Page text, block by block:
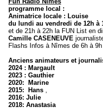
programme local :
Animatrice locale : Louise
du lundi au vendredi de 12h à
et de 21h à 22h la FUN List en
Camille CASENEUVE
Flashs Infos à Nîmes de 6h à
Anciens animateurs et
2024 : Margault
2023 : Gauthier
2020: Marine
2015:
Hans ,
2016: Julie
2018: Anastasia